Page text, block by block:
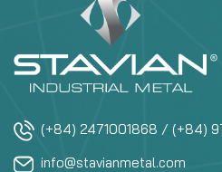
(+84) 2471001868 / (+84)
info@stavianmetal.com